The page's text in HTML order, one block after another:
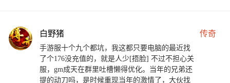
白野猪 传奇
手游服十个九个都坑，我这都只要电脑的最近找
了个176没充值的，就是人少[捂脸] 不过不担心关
服，gm成天在群里吐槽懒得优化。当年的兄弟还
提的动刀吗，是时候重现当年的激情了，大伙找